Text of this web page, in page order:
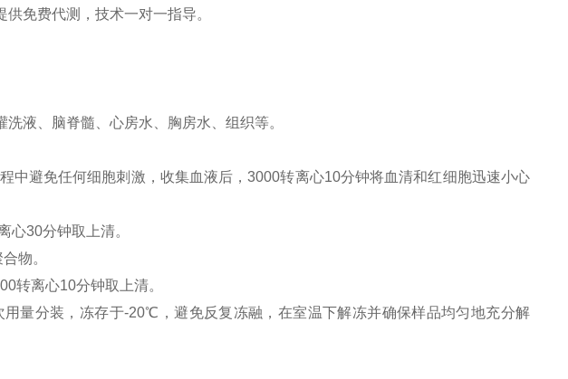
供免费代测，技术一对一指导。
液、脑脊髓、心房水、胸房水、组织等。
中避免任何细胞刺激，收集血液后，3000转离心10分钟将血清和红细胞迅速小心
心30分钟取上清。
物。
转离心10分钟取上清。
量分装，冻存于-20℃，避免反复冻融，在室温下解冻并确保样品均匀地充分解